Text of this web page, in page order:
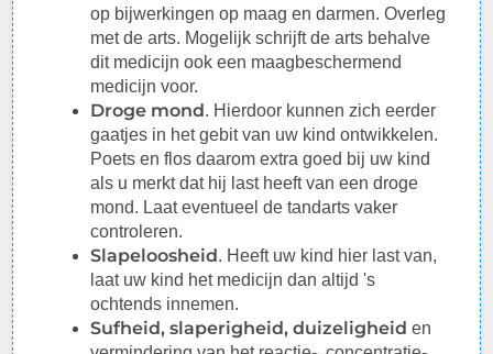
op bijwerkingen op maag en darmen. Overleg
met de arts. Mogelijk schrijft de arts behalve
dit medicijn ook een maagbeschermend
medicijn voor.
Droge mond. Hierdoor kunnen zich eerder
gaatjes in het gebit van uw kind ontwikkelen.
Poets en flos daarom extra goed bij uw kind
als u merkt dat hij last heeft van een droge
mond. Laat eventueel de tandarts vaker
controleren.
Slapeloosheid. Heeft uw kind hier last van,
laat uw kind het medicijn dan altijd 's
ochtends innemen.
Sufheid, slaperigheid, duizeligheid en